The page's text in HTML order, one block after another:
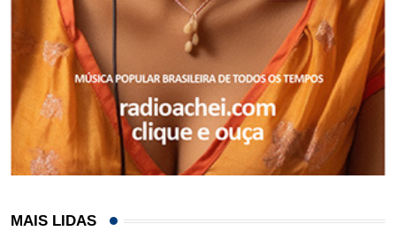
MAIS LIDAS